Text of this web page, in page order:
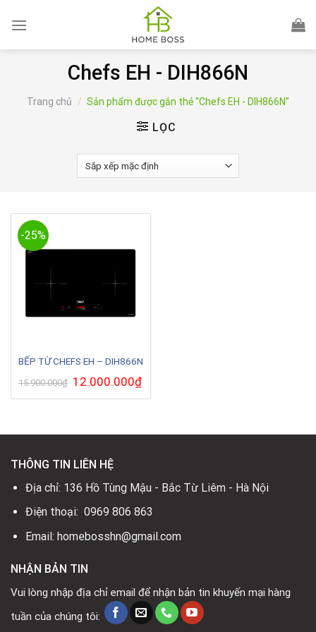
Chefs EH - DIH866N
Trang chủ / Sản phẩm được gắn thẻ “Chefs EH - DIH866N”
LỌC
-25%
BẾP TỪ CHEFS EH – DIH866N
15.900.000₫ Giá
gốc
là:
12.000.000₫Giá
hiện
tại
THÔNG TIN LIÊN HỆ
Địa chỉ: 136 Hồ Tùng Mậu - Bắc Từ Liêm - Hà Nội
Điện thoại: 0969 806 863
Email: homebosshn@gmail.com
NHẬN BẢN TIN
Vui lòng nhập địa chỉ email để nhận bản tin khuyến mại hàng
tuần của chúng tôi: